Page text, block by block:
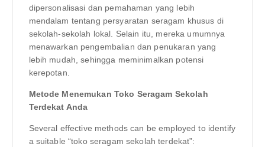
dipersonalisasi dan pemahaman yang lebih
mendalam tentang persyaratan seragam khusus di
sekolah-sekolah lokal. Selain itu, mereka umumnya
menawarkan pengembalian dan penukaran yang
lebih mudah, sehingga meminimalkan potensi
kerepotan.
Metode Menemukan Toko Seragam Sekolah
Terdekat Anda
Several effective methods can be employed to identify
a suitable “toko seragam sekolah terdekat”: